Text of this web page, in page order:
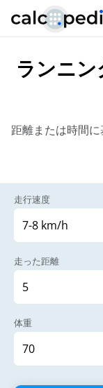
ランニン
距離または時間
走行速度
走った距離
体重